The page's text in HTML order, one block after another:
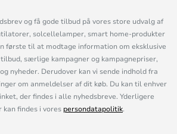
og få gode tilbud på vores store udvalg af
solcellelamper, smart home-produkter
første til at modtage information om eksklusive
særlige kampagner og kampagnepriser,
nyheder. Derudover kan vi sende indhold fra
om anmeldelser af dit køb. Du kan til enhver
der findes i alle nyhedsbreve. Yderligere
kan findes i vores persondatapolitik.